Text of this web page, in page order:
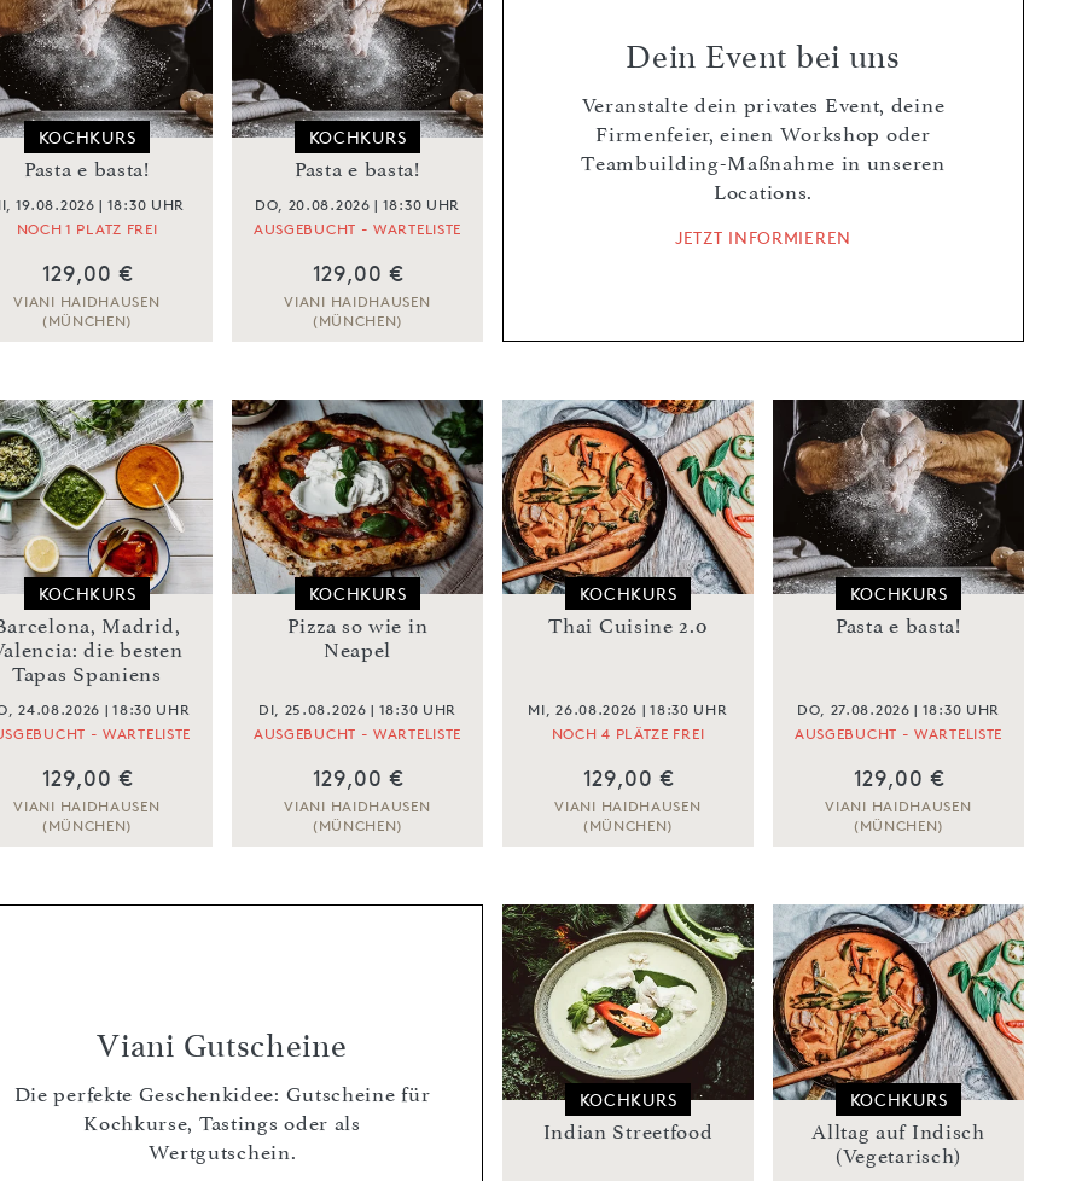
KOCHKURS
Pasta e basta!
19.08.2026 | 18:30 UHR
NOCH 1 PLATZ FREI
129,00 €
VIANI HAIDHAUSEN
(MÜNCHEN)
KOCHKURS
Pasta e basta!
DO, 20.08.2026 | 18:30 UHR
AUSGEBUCHT - WARTELISTE
129,00 €
VIANI HAIDHAUSEN
(MÜNCHEN)
Dein Event bei uns
Veranstalte dein privates Event, deine
Firmenfeier, einen Workshop oder
Teambuilding-Maßnahme in unseren
Locations.
JETZT INFORMIEREN
KOCHKURS
Madrid,
die besten
Tapas Spaniens
24.08.2026 | 18:30 UHR
- WARTELISTE
129,00 €
VIANI HAIDHAUSEN
(MÜNCHEN)
KOCHKURS
Pizza so wie in
Neapel
DI, 25.08.2026 | 18:30 UHR
AUSGEBUCHT - WARTELISTE
129,00 €
VIANI HAIDHAUSEN
(MÜNCHEN)
KOCHKURS
Thai Cuisine 2.0
MI, 26.08.2026 | 18:30 UHR
NOCH 4 PLÄTZE FREI
129,00 €
VIANI HAIDHAUSEN
(MÜNCHEN)
KOCHKURS
Pasta e basta!
DO, 27.08.2026 | 18:30 UHR
AUSGEBUCHT - WARTELISTE
129,00 €
VIANI HAIDHAUSEN
(MÜNCHEN)
Viani Gutscheine
Die perfekte Geschenkidee: Gutscheine für
Kochkurse, Tastings oder als
Wertgutschein.
KOCHKURS
Indian Streetfood
KOCHKURS
Alltag auf Indisch
(Vegetarisch)